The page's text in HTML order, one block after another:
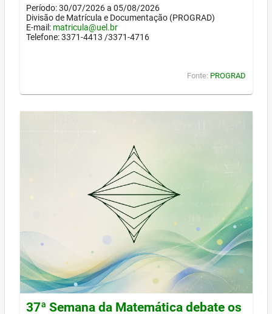
Período: 30/07/2026 a 05/08/2026
Divisão de Matrícula e Documentação (PROGRAD)
E-mail: matricula@uel.br
Telefone: 3371-4413 /3371-4716
Fonte: PROGRAD
37ª Semana da Matemática debate os